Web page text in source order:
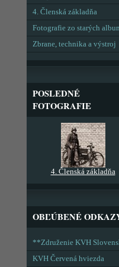
4. Členská základňa
Fotografie zo starých
Zbrane, technika a výstroj
POSLEDNÉ
FOTOGRAFIE
4. Členská základňa
OBĽÚBENÉ
**Združenie KVH
KVH Červená hviezda